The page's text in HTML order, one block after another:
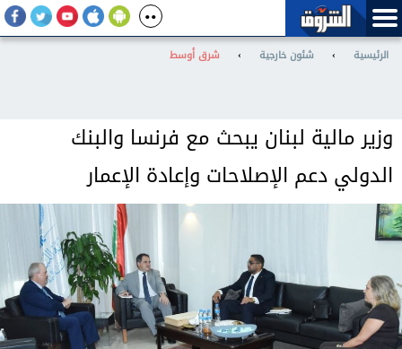
الرئيسية › شئون خارجية › شرق أوسط
وزير مالية لبنان يبحث مع فرنسا والبنك
الدولي دعم الإصلاحات وإعادة الإعمار